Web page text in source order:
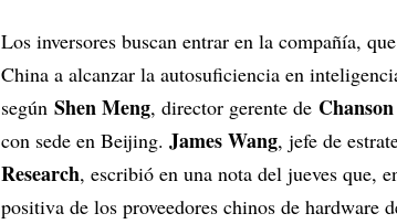
Los inversores buscan entrar en la compañía,
China a alcanzar la autosuficiencia en
según Shen Meng, director gerente de
con sede en Beijing. James Wang, jefe de
Research, escribió en una nota del jueves que,
positiva de los proveedores chinos de